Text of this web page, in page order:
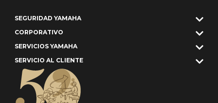
SEGURIDAD YAMAHA
CORPORATIVO
SERVICIOS YAMAHA
SERVICIO AL CLIENTE